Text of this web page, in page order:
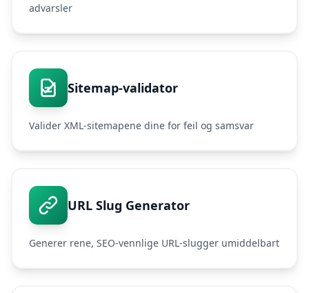
advarsler
Sitemap-validator
Valider XML-sitemapene dine for feil og samsvar
URL Slug Generator
Generer rene, SEO-vennlige URL-slugger umiddelbart